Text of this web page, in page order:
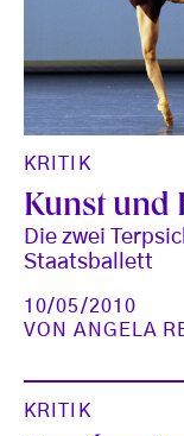
KRITIK
Kunst und
Die zwei
Staatsballett
10/05/2010
VONANGELA
KRITIK